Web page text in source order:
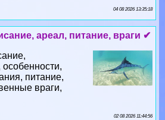
04 08 2026 13:35:18
ареал, питание, враги ✔
питание,
враги,
02 08 2026 11:44:56